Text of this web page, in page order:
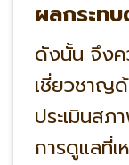
ผลกระท
ดังนั้น จึงค
เชี่ยวชาญ
ประเมินสภ
การดูแลที่